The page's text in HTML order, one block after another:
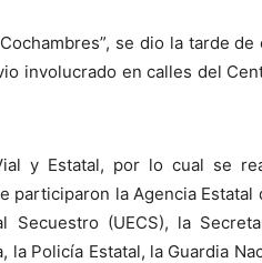
se dio la tarde
involucrado en calles del
y Estatal, por lo cual se
participaron la Agencia Estatal
Secuestro (UECS), la
la Policía Estatal, la Guardia